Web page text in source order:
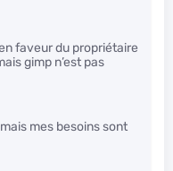
faveur du propriétaire
gimp n’est pas
mes besoins sont